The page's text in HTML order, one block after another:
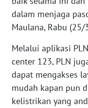
dalam menjaga
Maulana, Rabu (25/
Melalui aplikasi
center 123, PLN
dapat mengakses
mudah kapan pun
kelistrikan yang
KALTARA
KALSEL
WN
KALTIM